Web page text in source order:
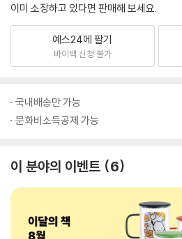
이미 소장하고 있다면 판매해 보세요.
예스24에 팔기
바이백 신청 불가
국내배송만 가능
문화비소득공제 가능
이 분야의 이벤트 6